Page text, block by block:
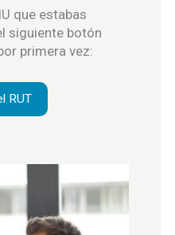
que estabas
siguiente botón
primera vez:
RUT